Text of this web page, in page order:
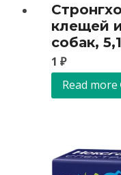
клещей
собак,
1 ₽
Read more